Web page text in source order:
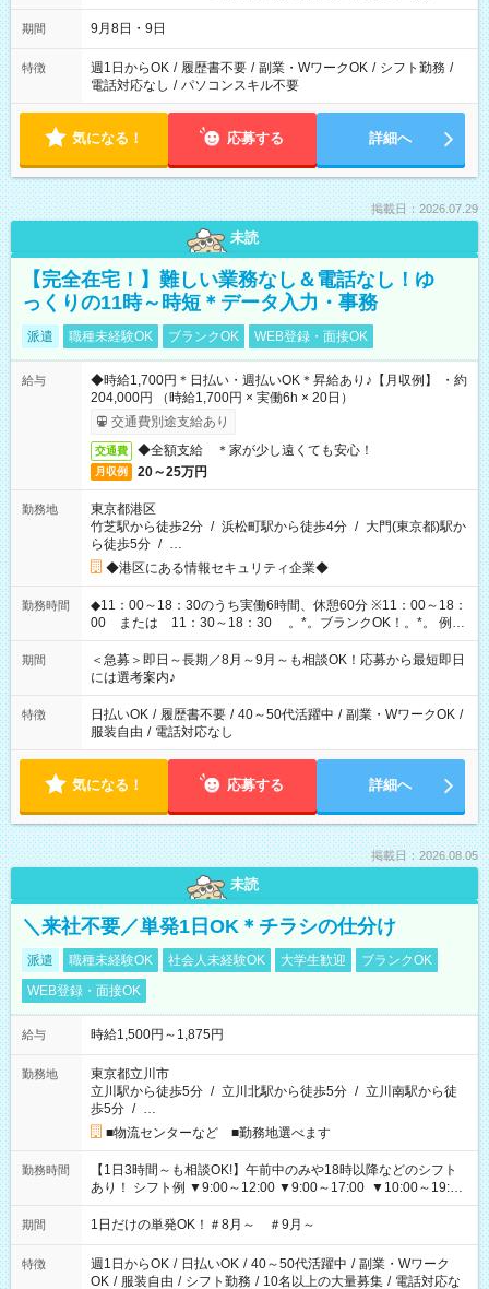
時間は変更となる可能性があります
期間 9月8日・9日
特徴 週1日からOK / 履歴書不要 / 副業・WワークOK / シフト勤務 /
電話対応なし / パソコンスキル不要
気になる！ 応募する 詳細へ
掲載日：2026.07.29
未読
【完全在宅！】難しい業務なし＆電話なし！ゆ
っくりの11時～時短＊データ入力・事務
派遣 職種未経験OK ブランクOK WEB登録・面接OK
給与
◆時給1,700円＊日払い・週払いOK＊昇給あり♪【月収例】 ・約
204,000円 （時給1,700円 × 実働6h × 20日）
交通費別途支給あり
交通費 ◆全額支給 ＊家が少し遠くても安心！
月収例 20～25万円
勤務地
東京都港区
竹芝駅から徒歩2分 / 浜松町駅から徒歩4分 / 大門(東京都)駅か
ら徒歩5分 / …
◆港区にある情報セキュリティ企業◆
勤務時間
◆11：00～18：30のうち実働6時間、休憩60分 ※11：00～18：
00 または 11：30～18：30 。*。ブランクOK！。*。 例え
ば前職が、 在宅/財団法人/事務/コールセンター/受付/販売/カフェ
スタッフ スイーツ販売/ホテルフロント/化粧品販売/など 様々な
業界から入社して活躍されています♪
期間
＜急募＞即日～長期／8月～9月～も相談OK！応募から最短即日
には選考案内♪
特徴 日払いOK / 履歴書不要 / 40～50代活躍中 / 副業・WワークOK /
服装自由 / 電話対応なし
気になる！ 応募する 詳細へ
掲載日：2026.08.05
未読
＼来社不要／単発1日OK＊チラシの仕分け
派遣 職種未経験OK 社会人未経験OK 大学生歓迎
ブランクOK
WEB登録・面接OK
給与 時給1,500円～1,875円
勤務地
東京都立川市
立川駅から徒歩5分 / 立川北駅から徒歩5分 / 立川南駅から徒
歩5分 / …
■物流センターなど ■勤務地選べます
勤務時間
【1日3時間～も相談OK!】午前中のみや18時以降などのシフト
あり！ シフト例 ▼9:00～12:00 ▼9:00～17:00 ▼10:00～19:00
▼18:00～21:00
期間 1日だけの単発OK！＃8月～ ＃9月～
特徴 週1日からOK / 日払いOK / 40～50代活躍中 / 副業・Wワーク
OK / 服装自由 / シフト勤務 / 10名以上の大量募集 / 電話対応な